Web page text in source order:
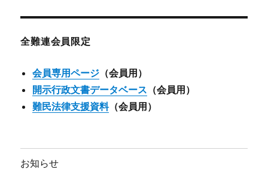
ブ
全難連会員限定
会員専用ページ （会員用）
開示行政文書データベース （会員用）
難民法律支援資料（会員用）
お知らせ